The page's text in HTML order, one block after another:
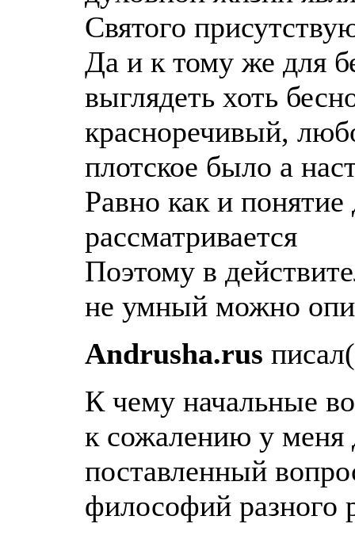
Святого
Да и к тому же для
выглядеть хоть
красноречивый,
плотское было а
Равно как и
рассматривается
Поэтому в
не умный можно
Andrusha.rus
К чему начальные
к сожалению у меня
поставленный
философий разного